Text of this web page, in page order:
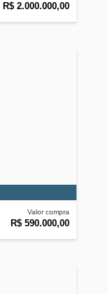
R$ 2.000.000,00
Valor compra
R$ 590.000,00